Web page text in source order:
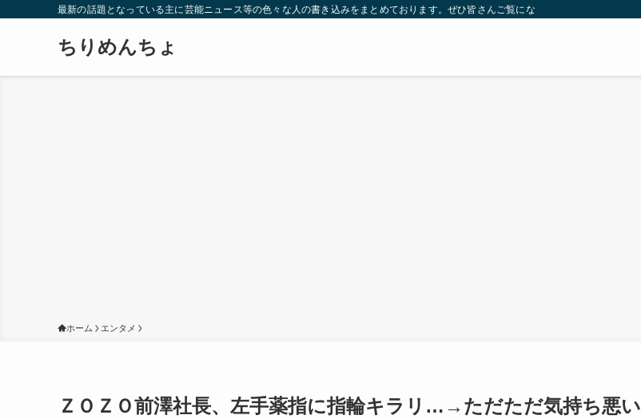
最新の話題となっている主に芸能ニュース等の色々な人の書き込みをまとめております。ぜひ皆さんご覧になっていってください。
ちりめんちょ
ホーム エンタメ
ＺＯＺＯ前澤社長、左手薬指に指輪キラリ…→ただただ気持ち悪い